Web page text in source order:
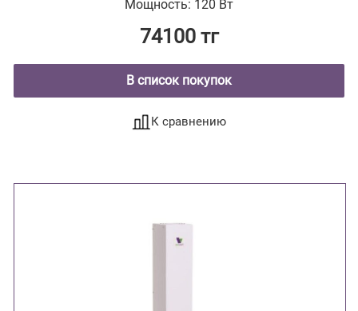
Мощность: 120 Вт
74100 тг
В список покупок
К сравнению